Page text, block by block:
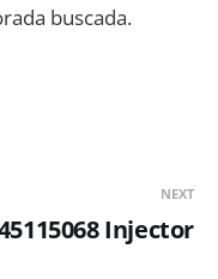
buscada.
NEXT
Injector